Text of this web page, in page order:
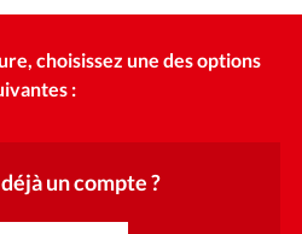
choisissez une des options
:
un compte ?